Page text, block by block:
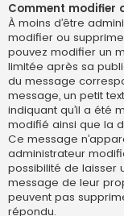
Comment modifier
À moins d’être
modifier ou
pouvez modifier un
limitée après sa
du message
message, un petit
indiquant qu’il a été
modifié ainsi que la
Ce message
administrateur
possibilité de laisser
message de leur
peuvent pas
répondu.